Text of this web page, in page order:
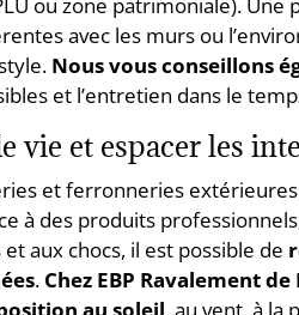
avec les murs ou
Nous vous conseillons
et l’entretien dans le
vie et espacer les
et ferronneries
à des produits
aux chocs, il est possible de
. Chez EBP Ravalement de
au soleil, au vent, à la